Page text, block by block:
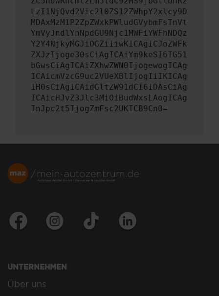
LzI1NjQvd2Vic2l0ZS12ZWhpY2xlcy9D
MDAxMzM1P2ZpZWxkPWludGVybmFsTnVt
YmVyJndlYnNpdGU9Njc1MWFiYWFhNDQz
Y2Y4NjkyMGJiOGZiIiwKICAgICJoZWFk
ZXJzIjoge30sCiAgICAiYm9keSI6IG51
bGwsCiAgICAiZXhwZWN0IjogewogICAg
ICAicmVzcG9uc2VUeXBlIjogIiIKICAg
IH0sCiAgICAidGltZW91dCI6IDAsCiAg
ICAicHJvZ3Jlc3MiOiBudWxsLAogICAg
InJpc2t5IjogZmFsc2UKICB9Cn0=
UNTERNEHMEN
Über uns